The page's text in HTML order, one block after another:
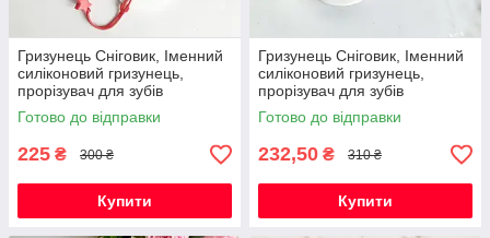
Гризунець Сніговик, Іменний
силіконовий гризунець,
прорізувач для зубів
Готово до відправки
225 ₴ 300 ₴
Купити
Гризунець Сніговик, Іменний
силіконовий гризунець,
прорізувач для зубів
Готово до відправки
232,50 ₴ 310 ₴
Купити